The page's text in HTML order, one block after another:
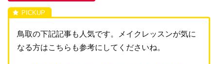
鳥取の下記記事も人気です。メイクレッスンが気に
なる方はこちらも参考にしてくださいね。